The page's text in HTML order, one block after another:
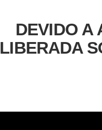
DEVIDO A
LIBERADA